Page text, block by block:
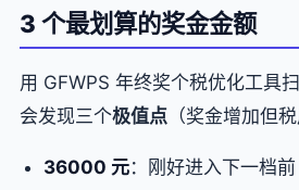
3 个最划算的奖金金额
用 GFWPS 年终奖个税优化工具
会发现三个极值点 （奖金增加但
36000 元：刚好进入下一档前